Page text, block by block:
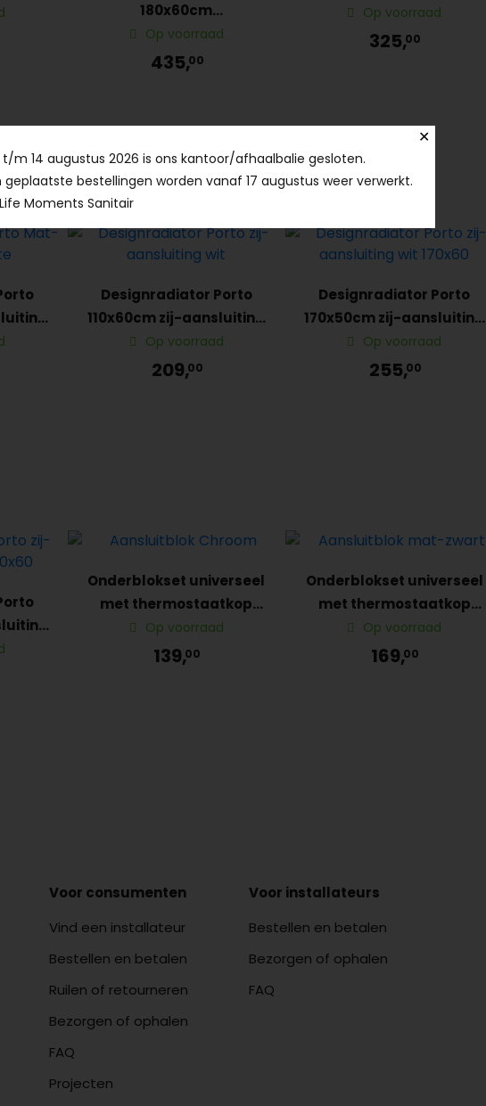
Wit
180x60cm
middenaansluiting Mat-
Zwart
Op voorraad
435,00
middenaansluiting Wit
Op voorraad
325,00
Designradiator Porto
110x60cm zij-aansluiting
Wit
Op voorraad
209,00
Designradiator Porto
170x50cm zij-aansluiting
Wit
Op voorraad
255,00
Onderblokset universeel
met thermostaatkop
chroom
Op voorraad
139,00
Onderblokset universeel
met thermostaatkop
mat-zwart
Op voorraad
169,00
Voor consumenten
Vind een installateur
Bestellen en betalen
Ruilen of retourneren
Bezorgen of ophalen
FAQ
Projecten
Voor installateurs
Bestellen en betalen
Bezorgen of ophalen
FAQ
✕
t/m 14 augustus 2026 is ons kantoor/afhaalbalie gesloten.
bestellingen worden vanaf 17 augustus weer verwerkt.
Moments Sanitair